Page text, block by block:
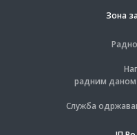
Зона
радним даном
Служба